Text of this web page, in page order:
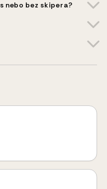
nebo bez skipera?